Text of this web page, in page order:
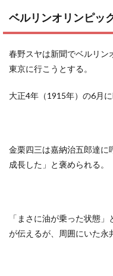
ベルリンオリンピッ
春野スヤは新聞でベルリン
東京に行こうとする。
大正4年（1915年）の6月
金栗四三は嘉納治五郎達に
成長した」と褒められる。
「まさに油が乗った状態
が伝えるが、周囲にいた永